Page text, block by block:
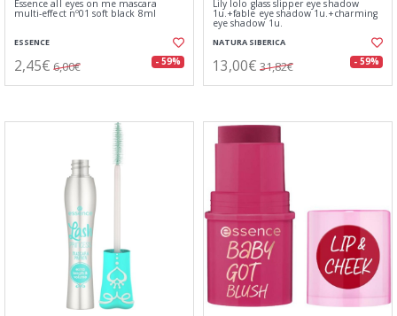
Essence all eyes on me mascara
multi-effect nº01 soft black 8ml
ESSENCE
2,45€ 6,00€ - 59%
Lily lolo glass slipper eye shadow
1u.+fable eye shadow 1u.+charming
eye shadow 1u.
NATURA SIBERICA
13,00€ 31,82€ - 59%